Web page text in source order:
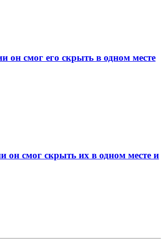
смог его скрыть в одном месте
смог скрыть их в одном месте и